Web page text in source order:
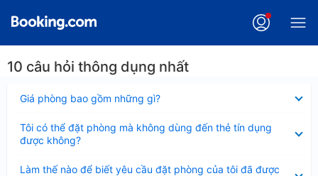
10 câu hỏi thông dụng nhất
Giá phòng bao gồm những gì?
thu
Tôi có thể đặt phòng mà không dùng đến thẻ tín dụng
được không?
thu
gọn
Làm thế nào để biết yêu cầu đặt phòng của tôi đã được
thu